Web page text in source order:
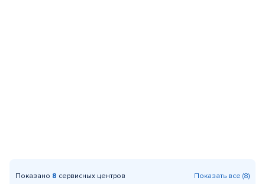
Показано 8 сервисных центров Показать все (8)